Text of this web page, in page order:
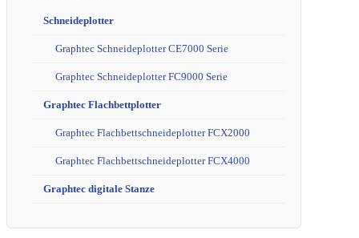
Schneideplotter
Graphtec Schneideplotter CE7000 Serie
Graphtec Schneideplotter FC9000 Serie
Graphtec Flachbettplotter
Graphtec Flachbettschneideplotter FCX2000
Graphtec Flachbettschneideplotter FCX4000
Graphtec digitale Stanze